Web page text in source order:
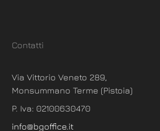
Contatti
Via Vittorio Veneto 289,
Monsummano Terme (Pistoia)
P. Iva: 02100630470
info@bgoffice.it